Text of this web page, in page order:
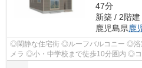
47分
新築 / 2階建
鹿児島県鹿
◎閑静な住宅街 ◎ルーフバルコニー ◎
メラ ◎小・中学校まで徒歩10分圏内 ◎